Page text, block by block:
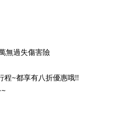
無過失傷害險
程~都享有八折優惠哦!!